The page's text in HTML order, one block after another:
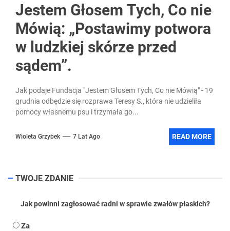
Jestem Głosem Tych, Co nie
Mówią: „Postawimy potwora
w ludzkiej skórze przed
sądem”.
Jak podaje Fundacja "Jestem Głosem Tych, Co nie Mówią" - 19
grudnia odbędzie się rozprawa Teresy S., która nie udzieliła
pomocy własnemu psu i trzymała go...
Wioleta Grzybek 7 Lat Ago READ MORE
TWOJE ZDANIE
Jak powinni zagłosować radni w sprawie zwałów płaskich?
Za